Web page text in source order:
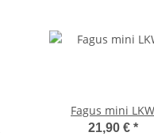
Fagus mini LKW
21,90 € *